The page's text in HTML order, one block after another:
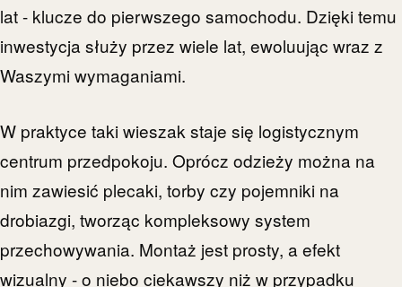
lat - klucze do pierwszego samochodu. Dzięki temu
inwestycja służy przez wiele lat, ewoluując wraz z
Waszymi wymaganiami.
W praktyce taki wieszak staje się logistycznym
centrum przedpokoju. Oprócz odzieży można na
nim zawiesić plecaki, torby czy pojemniki na
drobiazgi, tworząc kompleksowy system
przechowywania. Montaż jest prosty, a efekt
wizualny - o niebo ciekawszy niż w przypadku